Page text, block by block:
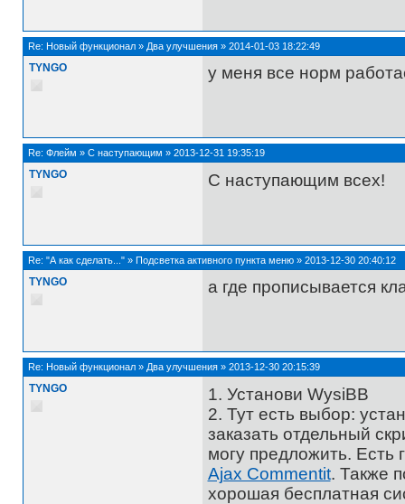
Re: Новый функционал » Два улучшения » 2014-01-03 18:22:49
TYNGO у меня все норм
Re: Флейм » С наступающим » 2013-12-31 19:35:19
TYNGO С наступающим всех!
Re: "А как сделать..." » Подсветка активного пункта меню » 2013-12-30 20:40:12
TYNGO а где прописывается
Re: Новый функционал » Два улучшения » 2013-12-30 20:15:39
TYNGO
1. Установи WysiBB
2. Тут есть выбор:
заказать отдельный
могу предложить. Есть
Ajax Commentit. Также
хорошая бесплатная